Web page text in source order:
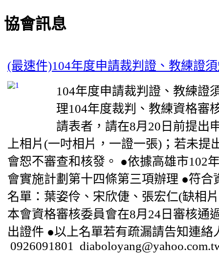
協會訊息
(最速件)104年度申請裁判證、教練證
104年度申請裁判證、教練證
理104年度裁判、教練資格審
請表者，請在8月20日前提出
上相片(一吋相片，一證一張)；若未提
會恕不審查和核發。 ●依據高雄市102
會實施計劃第十四條第三項辦理 ●符合
名單：葉姿伶、宋欣倢、張宏仁(缺相
本會資格審核委員會在8月24日審核通
出證件 ●以上名單若有疏漏請告知連絡
0926091801